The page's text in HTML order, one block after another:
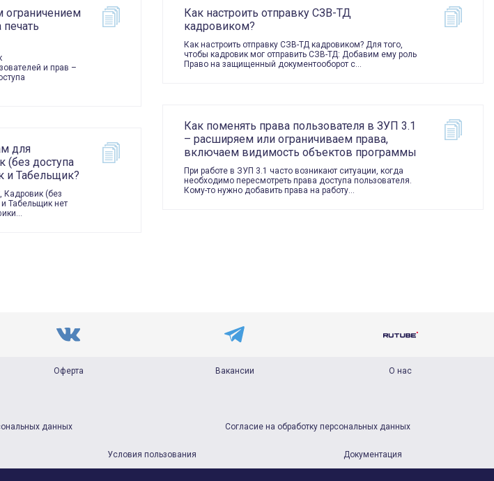
ограничением
и прав –
для
(без доступа
и Табельщик?
(без
Табельщик нет
Как настроить отправку СЗВ-ТД
кадровиком?
Как настроить отправку СЗВ-ТД кадровиком? Для того,
чтобы кадровик мог отправить СЗВ-ТД: Добавим ему роль
Право на защищенный документооборот с…
Как поменять права пользователя в ЗУП 3.1
– расширяем или ограничиваем права,
включаем видимость объектов программы
При работе в ЗУП 3.1 часто возникают ситуации, когда
необходимо пересмотреть права доступа пользователя.
Кому-то нужно добавить права на работу…
Оферта Вакансии О нас
данных Согласие на обработку персональных данных
Условия пользования Документация